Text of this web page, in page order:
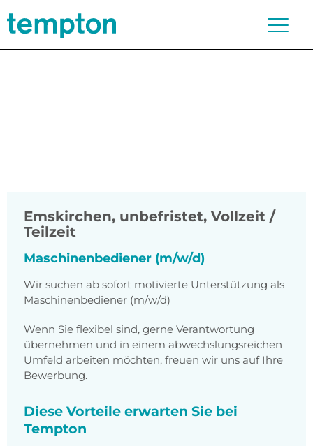
Emskirchen, unbefristet, Vollzeit /
Teilzeit
Maschinenbediener (m/w/d)
Wir suchen ab sofort motivierte Unterstützung als
Maschinenbediener (m/w/d)
Wenn Sie flexibel sind, gerne Verantwortung
übernehmen und in einem abwechslungsreichen
Umfeld arbeiten möchten, freuen wir uns auf Ihre
Bewerbung.
Diese Vorteile erwarten Sie bei
Tempton